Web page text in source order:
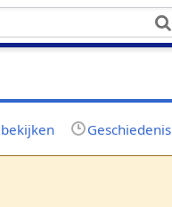
Geschiedenis